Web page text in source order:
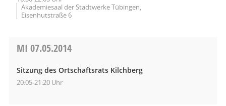
Akademiesaal der Stadtwerke Tübingen,
Eisenhutstraße 6
MI 07.05.2014
Sitzung des Ortschaftsrats Kilchberg
20:05-21:20 Uhr